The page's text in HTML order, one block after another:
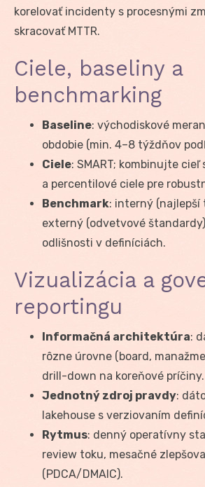
korelovať incidenty s procesnými
skracovať MTTR.
Ciele, baseliny a
benchmarking
Baseline: východiskové
obdobie (min. 4–8 týždňov
Ciele: SMART; kombinujte
a percentilové ciele pre
Benchmark: interný (najlepší
externý (odvetvové
odlišnosti v definíciách.
Vizualizácia a
reportingu
Informačná architektúra:
rôzne úrovne (board,
drill-down na koreňové príčiny.
Jednotný zdroj pravdy:
lakehouse s verziovaním
Rytmus: denný operatívny
review toku, mesačné
(PDCA/DMAIC).